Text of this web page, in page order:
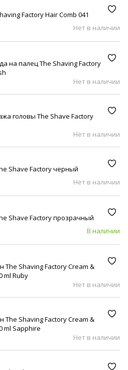
Factory Hair Comb 041
Нет в наличии
на палец The Shaving Factory
Нет в наличии
головы The Shave Factory
Нет в наличии
Shave Factory черный
Нет в наличии
Shave Factory прозрачный
В наличии
The Shaving Factory Cream &
ml Ruby
Нет в наличии
The Shaving Factory Cream &
ml Sapphire
Нет в наличии